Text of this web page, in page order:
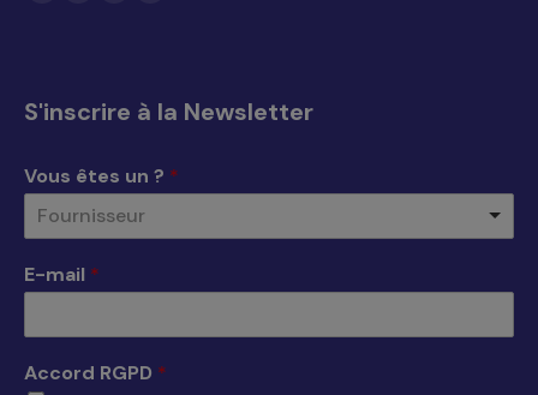
dans
nouvelle
fenêtre
dans
nouvelle
fenêtre
dans
nouvelle
fenêtre
dans
nouvelle
S'inscrire à la Newsletter
Vous êtes un ? *
Fournisseur
E-mail *
Accord RGPD *